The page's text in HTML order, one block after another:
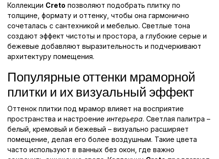
Коллекции Creto позволяют подобрать плитку по
толщине, формату и оттенку, чтобы она гармонично
сочеталась с сантехникой и мебелью. Светлые тона
создают эффект чистоты и простора, а глубокие серые и
бежевые добавляют выразительность и подчеркивают
архитектуру помещения.
Популярные оттенки мраморной
плитки и их визуальный эффект
Оттенок плитки под мрамор влияет на восприятие
пространства и настроение интерьера. Светлая палитра –
белый, кремовый и бежевый – визуально расширяет
помещение, делая его более воздушным. Такие цвета
часто используют в ванных без окон, где важно